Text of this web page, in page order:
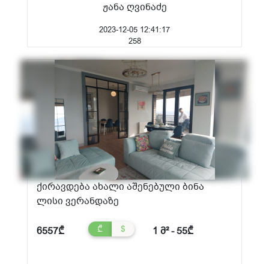
ჟანა ღვინაძე
2023-12-05 12:41:17
258
ქირავდება ახალი აშენებული ბინა
ლისი ვერანდაზე
6557₾ ₾ $ 1 მ² - 55₾